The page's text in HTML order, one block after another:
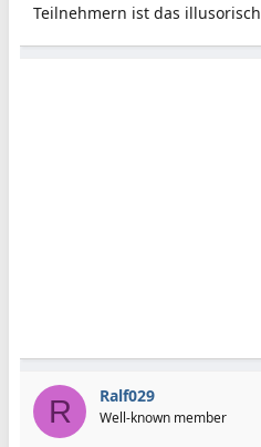
Teilnehmern ist das illusorisch
R Ralf029
Well-known member